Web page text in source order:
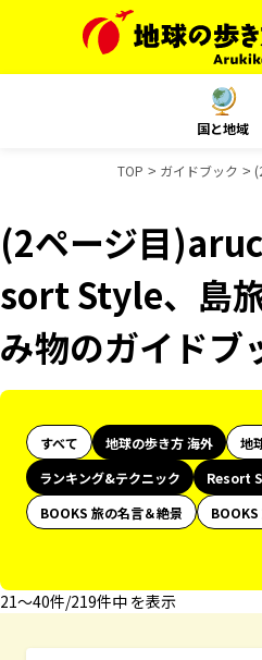
国と地域
TOP ガイドブック
(2ページ目
sort Style、島
み物のガイドブ
すべて 地球の歩き方 海外 地
ランキング&テクニック
Resort
BOOKS 旅の名言＆絶景
21〜40件/219件中 を表示